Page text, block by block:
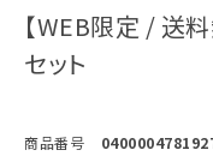
【WEB限定 / 送
セット
商品番号